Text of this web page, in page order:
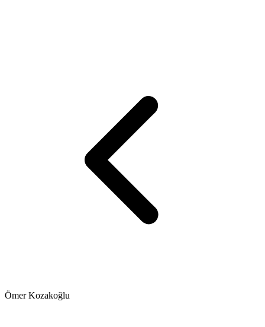
Ömer Kozakoğlu